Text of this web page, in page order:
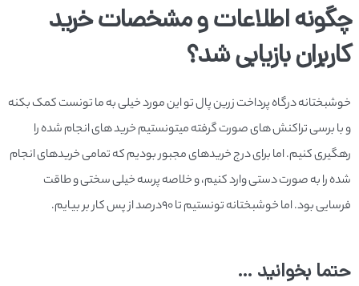
چگونه اطلاعات و مشخصات خرید
کاربران بازیابی شد؟
خوشبختانه درگاه پرداخت زرین پال تو این مورد خیلی به ما تونست کمک بکنه
و با برسی تراکنش های صورت گرفته میتونستیم خرید های انجام شده را
رهگیری کنیم. اما برای درج خریدهای مجبور بودیم که تمامی خریدهای انجام
شده را به صورت دستی وارد کنیم، و خلاصه پرسه خیلی سختی و طاقت
فرسایی بود. اما خوشبختانه تونستیم تا 90درصد از پس کار بر بیایم.
حتما بخوانید …